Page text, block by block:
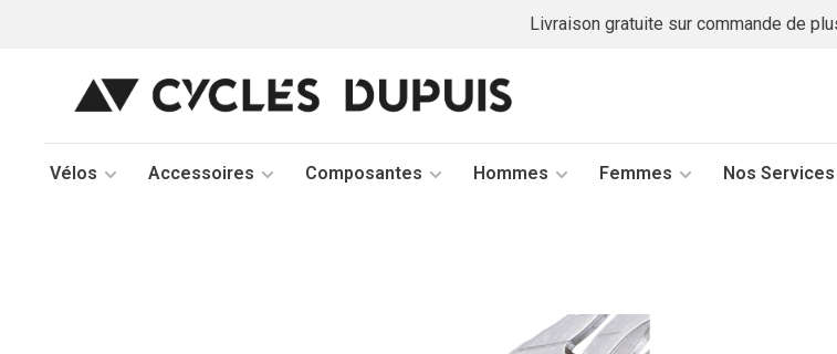
Livraison gratuite sur commande de
Vélos Accessoires Composantes Hommes Femmes Nos Services